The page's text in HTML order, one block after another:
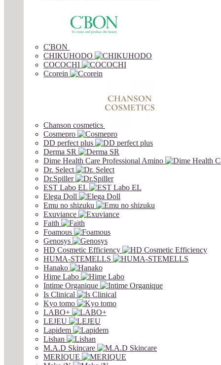
C'BON
CHIKUHODO
COCOCHI
Ccorein
Chanson cosmetics
Cosmepro
DD perfect plus
Derma SR
Dime Health Care Professional Amino
Dr. Select
Dr.Spiller
EST Labo EL
Elega Doll
Emu no shizuku
Exuviance
Faith
Foamous
Genosys
HD Cosmetic Efficiency
HUMA-STEMELLS
Hanako
Hime Labo
Intime Organique
Is Clinical
Kyo tomo
LABO+
LEJEU
Lapidem
Lishan
M.A.D Skincare
MERIQUE